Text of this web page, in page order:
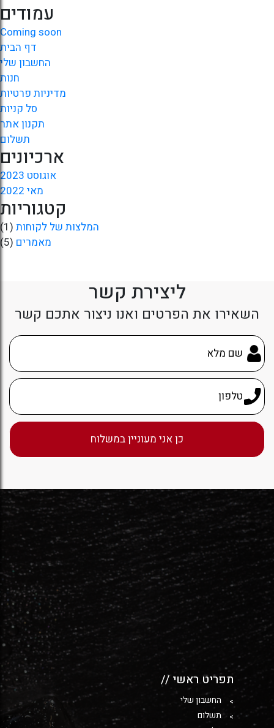
עמודים
Coming soon
דף הבית
החשבון שלי
חנות
מדיניות פרטיות
סל קניות
תקנון אתר
תשלום
ארכיונים
אוגוסט 2023
מאי 2022
קטגוריות
המלצות של לקוחות (1)
מאמרים (5)
ליצירת קשר
השאירו את הפרטים ואנו ניצור אתכם קשר
תפריט ראשי //
החשבון שלי
תשלום